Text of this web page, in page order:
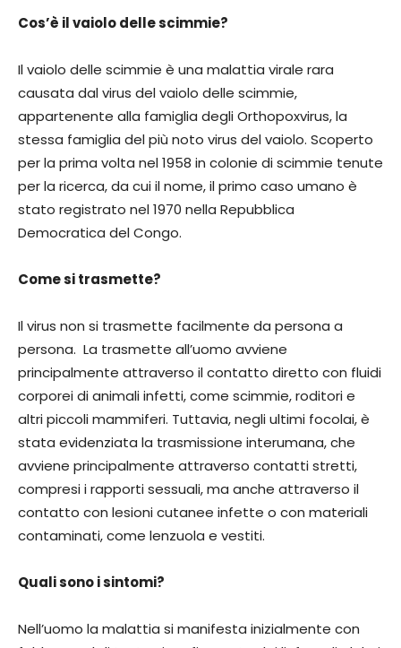
Cos’è il vaiolo delle scimmie?
Il vaiolo delle scimmie è una malattia virale rara
causata dal virus del vaiolo delle scimmie,
appartenente alla famiglia degli Orthopoxvirus, la
stessa famiglia del più noto virus del vaiolo. Scoperto
per la prima volta nel 1958 in colonie di scimmie tenute
per la ricerca, da cui il nome, il primo caso umano è
stato registrato nel 1970 nella Repubblica
Democratica del Congo.
Come si trasmette?
Il virus non si trasmette facilmente da persona a
persona. La trasmette all’uomo avviene
principalmente attraverso il contatto diretto con fluidi
corporei di animali infetti, come scimmie, roditori e
altri piccoli mammiferi. Tuttavia, negli ultimi focolai, è
stata evidenziata la trasmissione interumana, che
avviene principalmente attraverso contatti stretti,
compresi i rapporti sessuali, ma anche attraverso il
contatto con lesioni cutanee infette o con materiali
contaminati, come lenzuola e vestiti.
Quali sono i sintomi?
Nell’uomo la malattia si manifesta inizialmente con